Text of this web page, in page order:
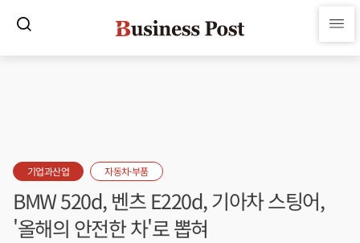
기업과산업 자동차·부품
BMW 520d, 벤츠 E220d, 기아차 스팅어,
'올해의 안전한 차'로 뽑혀